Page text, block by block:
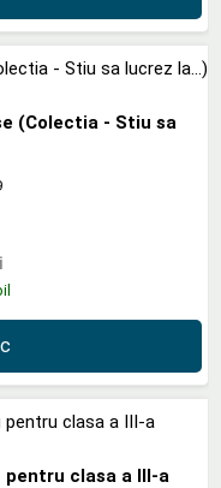
(Colectia - Stiu sa
clasa a III-a